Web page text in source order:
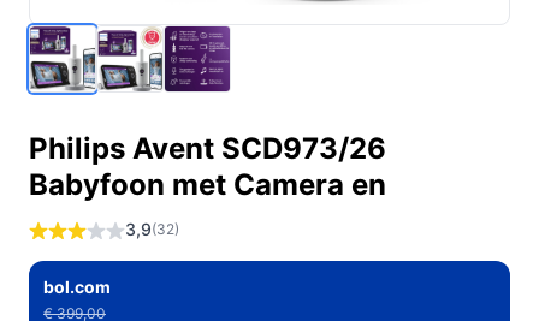
Philips Avent SCD973/26
Babyfoon met Camera en
3,9(32)
bol.com
€ 399,00